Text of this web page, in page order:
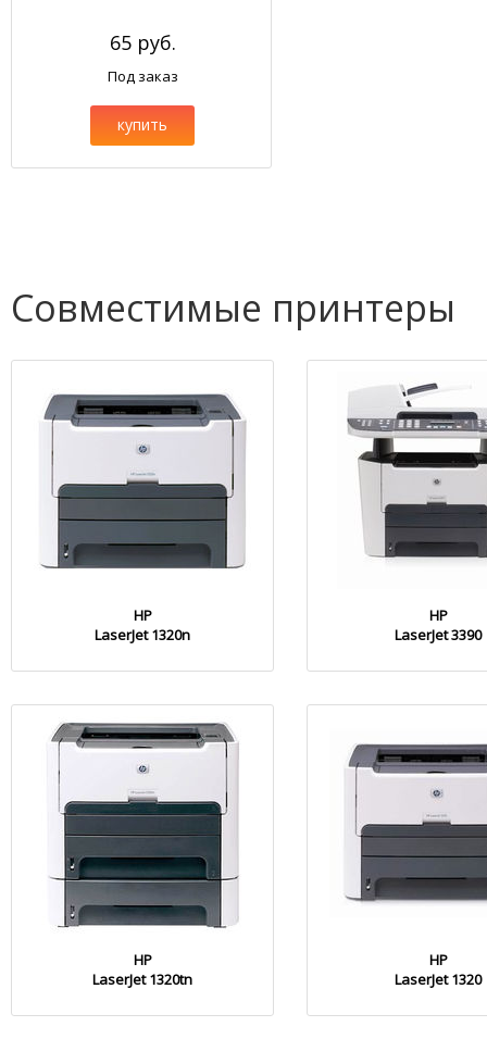
65 руб.
Под заказ
купить
Совместимые принтеры
HP
LaserJet 1320n
HP
LaserJet 3390
HP
LaserJet 1320tn
HP
LaserJet 1320